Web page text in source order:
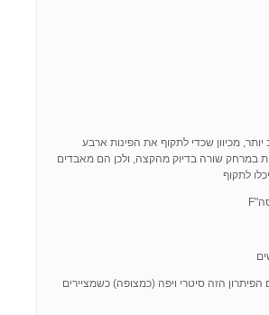
יותר, מכיוון שכדי לתקוף את הפינות ארבע
במרחק שורה בדיוק מהקצה, ולכן הם מאבדים
הזה סיטרי ויפה (כמצופה) כשמציירים